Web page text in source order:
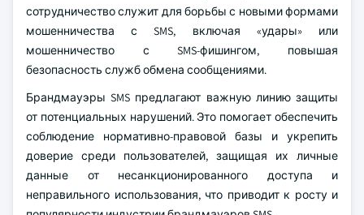
сотрудничество служит для борьбы с новыми формами
мошенничества с SMS, включая «удары» или
мошенничество с SMS-фишингом, повышая
безопасность служб обмена сообщениями.
Брандмауэры SMS предлагают важную линию защиты
от потенциальных нарушений. Это помогает обеспечить
соблюдение нормативно-правовой базы и укрепить
доверие среди пользователей, защищая их личные
данные от несанкционированного доступа и
неправильного использования, что приводит к росту и